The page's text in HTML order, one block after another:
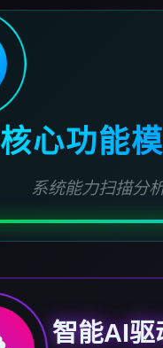
核心功能
系统能力扫描分
智能AI驱